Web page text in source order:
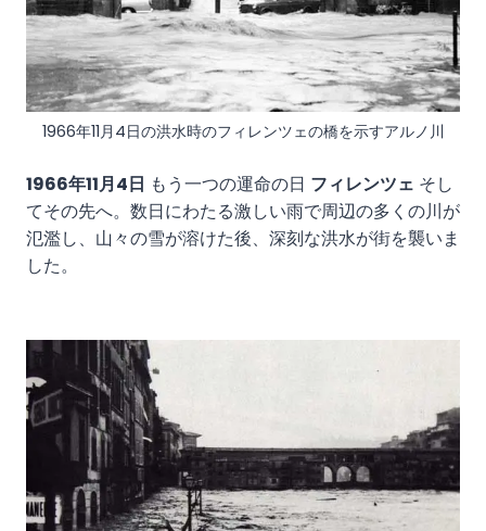
1966年11月4日の洪水時のフィレンツェの橋を示すアルノ川
1966年11月4日 もう一つの運命の日 フィレンツェ そし
てその先へ。数日にわたる激しい雨で周辺の多くの川が
氾濫し、山々の雪が溶けた後、深刻な洪水が街を襲いま
した。